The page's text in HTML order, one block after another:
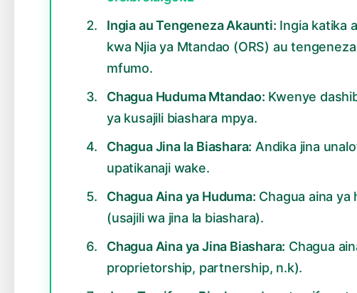
Ingia au Tengeneza Akaunti: Ingia katika
kwa Njia ya Mtandao (ORS) au
mfumo.
Chagua Huduma Mtandao: Kwenye
ya kusajili biashara mpya.
Chagua Jina la Biashara: Andika jina
upatikanaji wake.
Chagua Aina ya Huduma: Chagua aina ya
(usajili wa jina la biashara).
Chagua Aina ya Jina Biashara: Chagua
proprietorship, partnership, n.k).